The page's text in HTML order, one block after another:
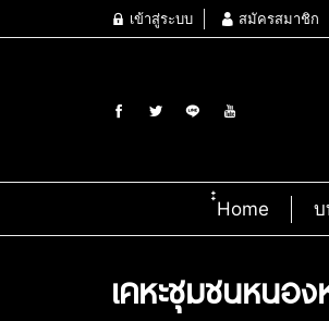
เข้าสู่ระบบ สมัครสมาชิก
๋๋Home บ
เคหะชุมชนหนอง